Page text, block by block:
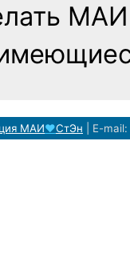
МАИ♥СтЭн E-mail: